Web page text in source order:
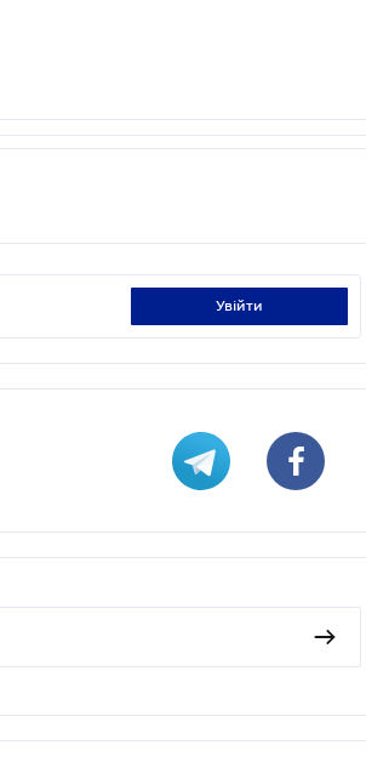
увійти